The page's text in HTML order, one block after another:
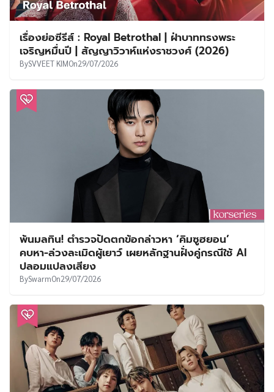
เรื่องย่อซีรีส์ : Royal Betrothal | ฝ่าบาททรงพระ
เจริญหมื่นปี | สัญญาวิวาห์แห่งราชวงศ์ (2026)
BySVVEET KIMOn29/07/2026
พ้นมลทิน! ตำรวจปัดตกข้อกล่าวหา ‘คิมซูฮยอน’
คบหา-ล่วงละเมิดผู้เยาว์ เผยหลักฐานฝั่งคู่กรณีใช้ AI
ปลอมแปลงเสียง
BySwarmOn29/07/2026